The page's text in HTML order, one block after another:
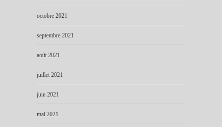
octobre 2021
septembre 2021
août 2021
juillet 2021
juin 2021
mai 2021